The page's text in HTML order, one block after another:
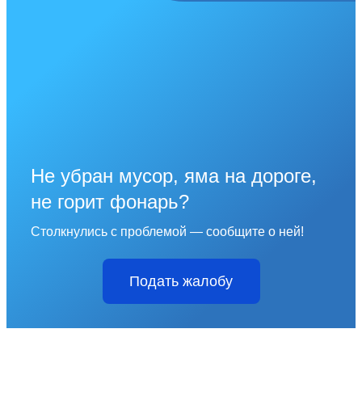
Не убран мусор, яма на дороге,
не горит фонарь?
Столкнулись с проблемой — сообщите о ней!
Подать жалобу